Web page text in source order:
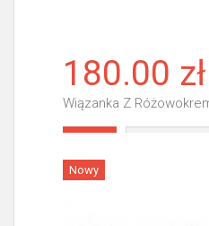
180.00 zł
Wiązanka Z
Nowy